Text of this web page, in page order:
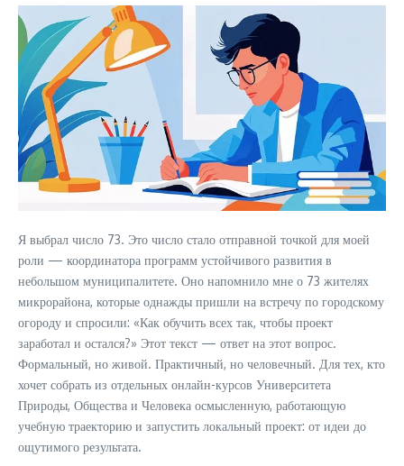
Я выбрал число 73. Это число стало отправной точкой для моей
роли — координатора программ устойчивого развития в
небольшом муниципалитете. Оно напомнило мне о 73 жителях
микрорайона, которые однажды пришли на встречу по городскому
огороду и спросили: «Как обучить всех так, чтобы проект
заработал и остался?» Этот текст — ответ на этот вопрос.
Формальный, но живой. Практичный, но человечный. Для тех, кто
хочет собрать из отдельных онлайн-курсов Университета
Природы, Общества и Человека осмысленную, работающую
учебную траекторию и запустить локальный проект: от идеи до
ощутимого результата.